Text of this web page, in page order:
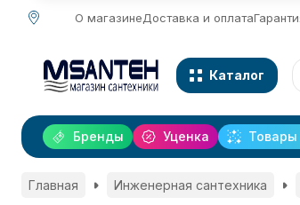
О магазинеДоставка и оплата
Каталог
Уценка Товары
Бренды
Главная Инженерная сантехника